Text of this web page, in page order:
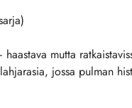
mutta
jossa pulman